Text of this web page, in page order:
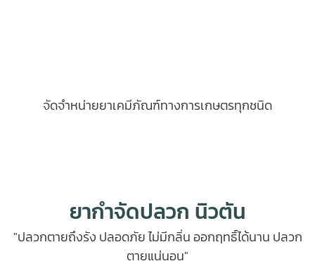
จัดจำหน่ายยาเคมีภัณฑ์ทางการเกษตรทุกชนิด
ยากำจัดปลวก นิวตัน
"ปลวกตายถึงรัง ปลอดภัย ไม่มีกลิ่น ออกฤทธิ์ได้นาน ปลวก
ตายแน่นอน"